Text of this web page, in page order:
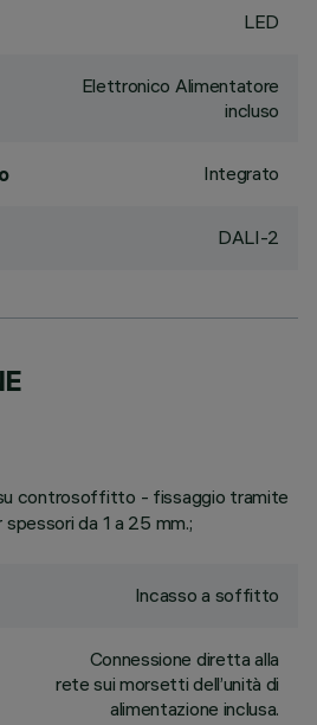
LED
Elettronico Alimentatore
incluso
Integrato
DALI-2
controsoffitto - fissaggio tramite
da 1 a 25 mm.;
Incasso a soffitto
Connessione diretta alla
rete sui morsetti dell’unità di
alimentazione inclusa.